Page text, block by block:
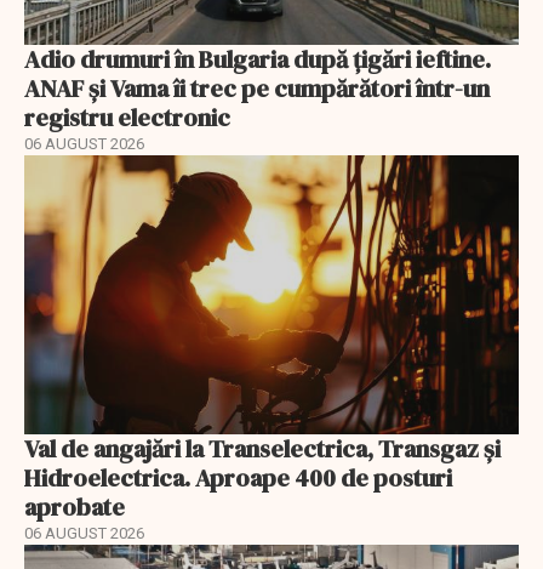
Adio drumuri în Bulgaria după țigări ieftine.
ANAF și Vama îi trec pe cumpărători într-un
registru electronic
06 AUGUST 2026
Val de angajări la Transelectrica, Transgaz și
Hidroelectrica. Aproape 400 de posturi
aprobate
06 AUGUST 2026